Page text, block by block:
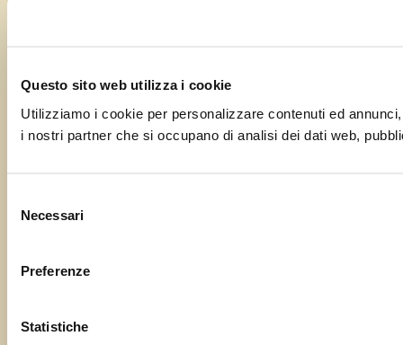
Questo sito web utilizza i cookie
Utilizziamo i cookie per personalizzare contenuti ed
i nostri partner che si occupano di analisi dei dati web,
delNecessari
Preferenze
Statistiche